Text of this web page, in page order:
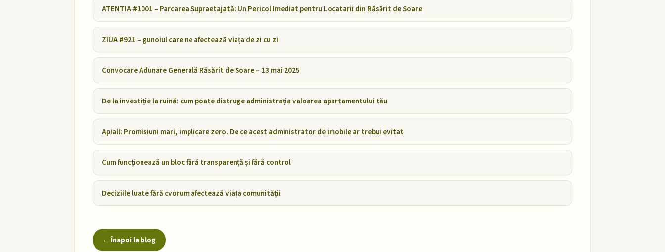
ATENTIA #1001 – Parcarea Supraetajată: Un Pericol Imediat pentru Locatarii din Răsărit de Soare
ZIUA #921 – gunoiul care ne afectează viața de zi cu zi
Convocare Adunare Generală Răsărit de Soare – 13 mai 2025
De la investiție la ruină: cum poate distruge administrația valoarea apartamentului tău
Apiall: Promisiuni mari, implicare zero. De ce acest administrator de imobile ar trebui evitat
Cum funcționează un bloc fără transparență și fără control
Deciziile luate fără cvorum afectează viața comunității
← Înapoi la blog